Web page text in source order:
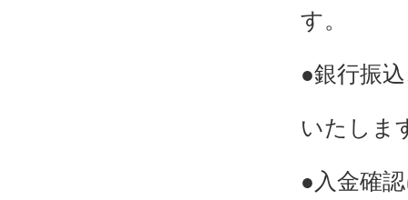
す。
●銀行振
いたしま
●入金確